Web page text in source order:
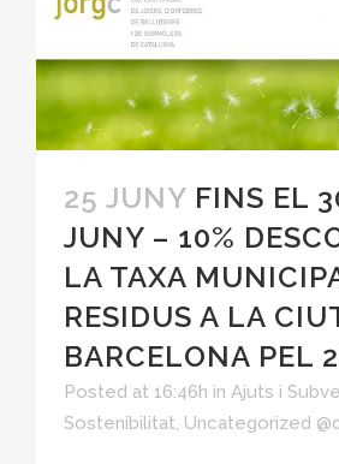
25 JUNY FINS EL
JUNY – 10%
LA TAXA
RESIDUS A LA
BARCELONA PEL
Posted at 16:46h in Ajuts i
Sostenibilitat, Uncategorized